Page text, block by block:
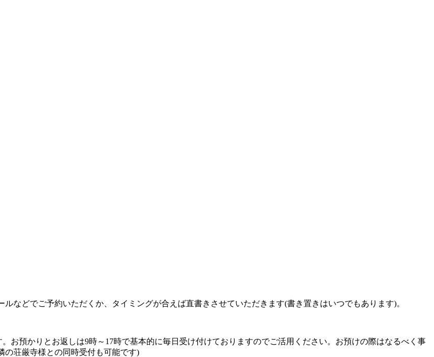
などでご予約いただくか、タイミングが合えば直書きさせていただきます(書き置きはいつでもあります)。
お預かりとお返しは9時～17時で基本的に毎日受け付けておりますのでご活用ください。お預けの際はなるべく事
の荘厳寺様との同時受付も可能です)